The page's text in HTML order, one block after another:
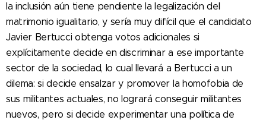
la inclusión aún tiene pendiente la legalización del
matrimonio igualitario, y sería muy difícil que el candidato
Javier Bertucci obtenga votos adicionales si
explícitamente decide en discriminar a ese importante
sector de la sociedad, lo cual llevará a Bertucci a un
dilema: si decide ensalzar y promover la homofobia de
sus militantes actuales, no logrará conseguir militantes
nuevos, pero si decide experimentar una política de